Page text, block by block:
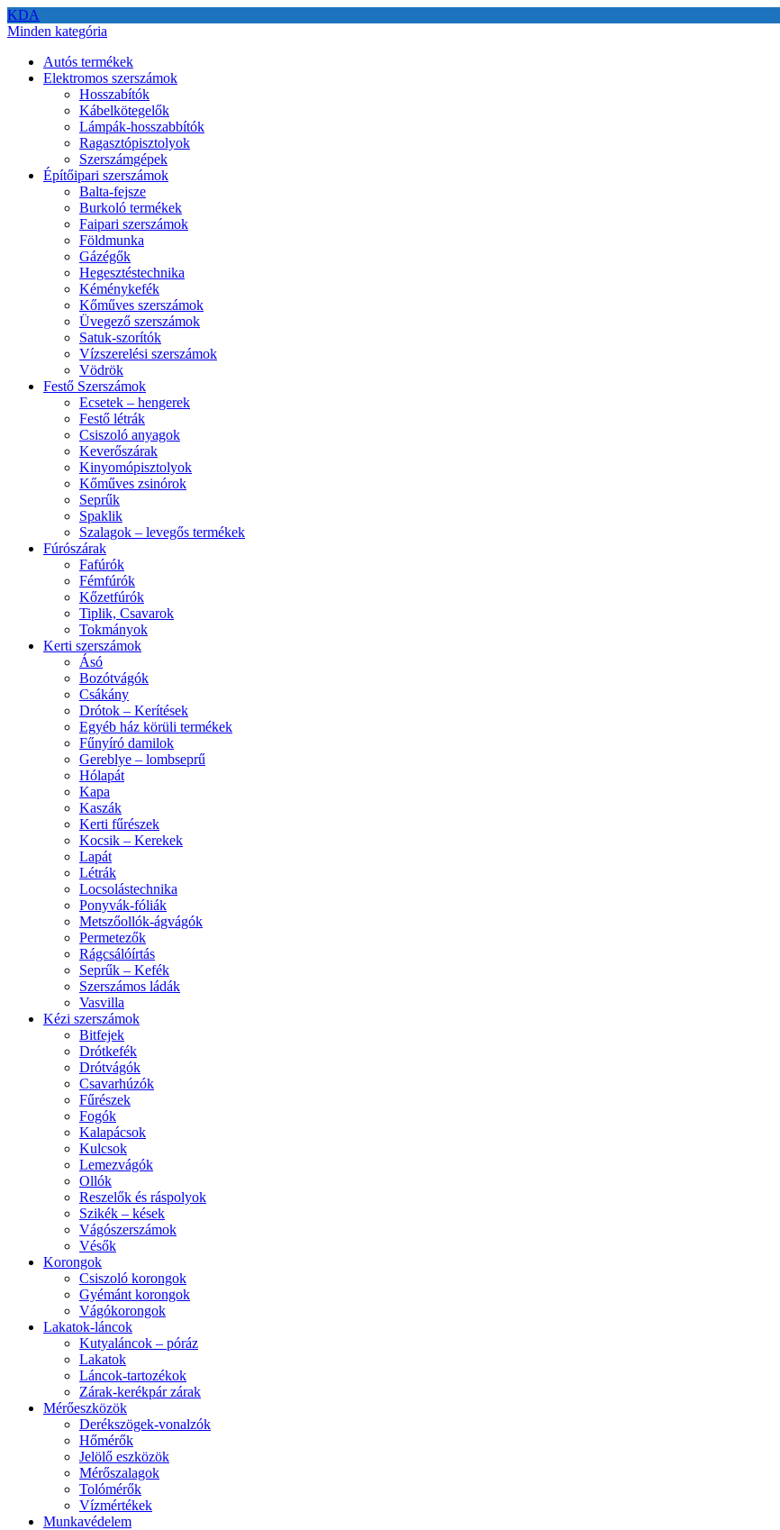
KDA
Minden kategória
Autós termékek
Elektromos szerszámok
Hosszabítók
Kábelkötegelők
Lámpák-hosszabbítók
Ragasztópisztolyok
Szerszámgépek
Építőipari szerszámok
Balta-fejsze
Burkoló termékek
Faipari szerszámok
Földmunka
Gázégők
Hegesztéstechnika
Kéménykefék
Kőműves szerszámok
Üvegező szerszámok
Satuk-szorítók
Vízszerelési szerszámok
Vödrök
Festő Szerszámok
Ecsetek – hengerek
Festő létrák
Csiszoló anyagok
Keverőszárak
Kinyomópisztolyok
Kőműves zsinórok
Seprűk
Spaklik
Szalagok – levegős termékek
Fúrószárak
Fafúrók
Fémfúrók
Kőzetfúrók
Tiplik, Csavarok
Tokmányok
Kerti szerszámok
Ásó
Bozótvágók
Csákány
Drótok – Kerítések
Egyéb ház körüli termékek
Fűnyíró damilok
Gereblye – lombseprű
Hólapát
Kapa
Kaszák
Kerti fűrészek
Kocsik – Kerekek
Lapát
Létrák
Locsolástechnika
Ponyvák-fóliák
Metszőollók-ágvágók
Permetezők
Rágcsálóírtás
Seprűk – Kefék
Szerszámos ládák
Vasvilla
Kézi szerszámok
Bitfejek
Drótkefék
Drótvágók
Csavarhúzók
Fűrészek
Fogók
Kalapácsok
Kulcsok
Lemezvágók
Ollók
Reszelők és ráspolyok
Szikék – kések
Vágószerszámok
Vésők
Korongok
Csiszoló korongok
Gyémánt korongok
Vágókorongok
Lakatok-láncok
Kutyaláncok – póráz
Lakatok
Láncok-tartozékok
Zárak-kerékpár zárak
Mérőeszközök
Derékszögek-vonalzók
Hőmérők
Jelölő eszközök
Mérőszalagok
Tolómérők
Vízmértékek
Munkavédelem